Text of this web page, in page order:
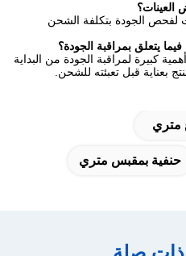
لفحص الجودة بتكلفة الشحن
كبيرة لمراقبة الجودة من البداية
بعناية قبل تعبئته للشحن.
متري
حنفية بمقبس متري